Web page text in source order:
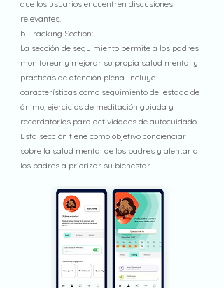
que los usuarios encuentren discusiones
relevantes.
b. Tracking Section:
La sección de seguimiento permite a los padres
monitorear y mejorar su propia salud mental y
prácticas de atención plena. Incluye
características como seguimiento del estado de
ánimo, ejercicios de meditación guiada y
recordatorios para actividades de autocuidado.
Esta sección tiene como objetivo concienciar
sobre la salud mental de los padres y alentar a
los padres a priorizar su bienestar.